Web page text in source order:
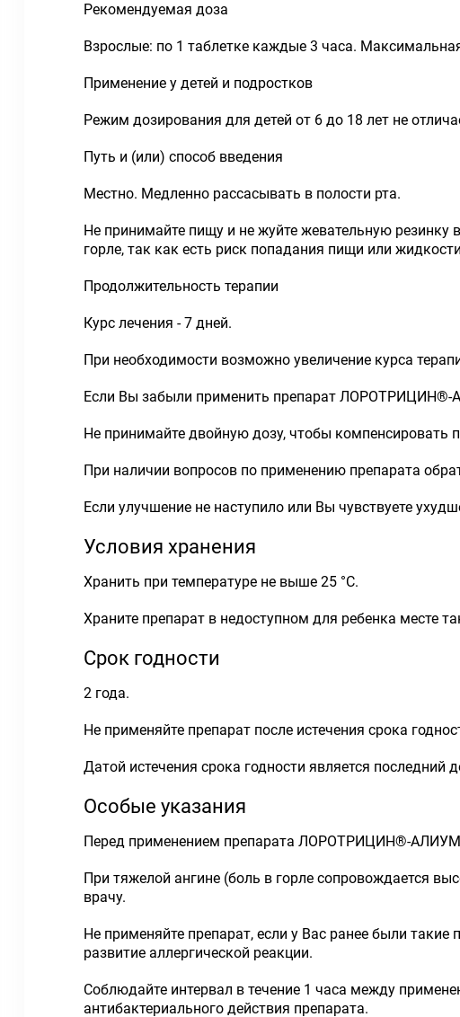
Рекомендуемая доза
Взрослые: по 1 таблетке каждые 3 часа.
Применение у детей и подростков
Режим дозирования для детей от 6 до 18 лет не
Путь и (или) способ введения
Местно. Медленно рассасывать в полости рта.
Не принимайте пищу и не жуйте жевательную резинку
горле, так как есть риск попадания пищи или
Продолжительность терапии
Курс лечения - 7 дней.
При необходимости возможно увеличение курса
Если Вы забыли применить препарат
Не принимайте двойную дозу, чтобы компенсировать
При наличии вопросов по применению препарата
Если улучшение не наступило или Вы чувствуете
Условия хранения
Хранить при температуре не выше 25 °C.
Храните препарат в недоступном для ребенка месте
Срок годности
2 года.
Не применяйте препарат после истечения срока
Датой истечения срока годности является последний
Особые указания
Перед применением препарата ЛОРОТРИЦИН®-АЛИУМ
При тяжелой ангине (боль в горле сопровождается
врачу.
Не применяйте препарат, если у Вас ранее были
развитие аллергической реакции.
Соблюдайте интервал в течение 1 часа между
антибактериального действия препарата.